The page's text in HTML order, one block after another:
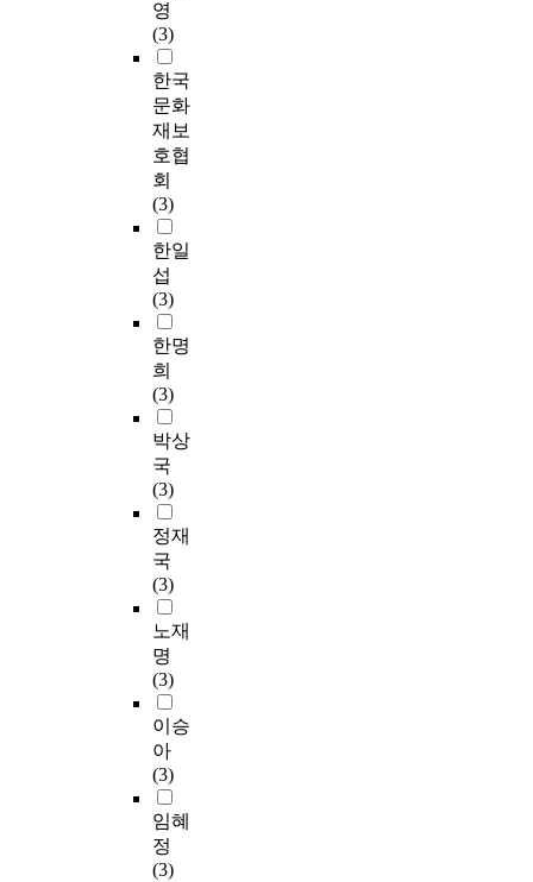
영
(3)
한국
문화
재보
호협
회
(3)
한일
섭
(3)
한명
희
(3)
박상
국
(3)
정재
국
(3)
노재
명
(3)
이승
아
(3)
임혜
정
(3)